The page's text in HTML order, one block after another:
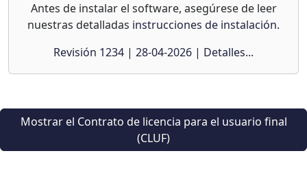
Antes de instalar el software, asegúrese de leer
nuestras detalladas instrucciones de instalación.
Revisión 1234 | 28-04-2026 | Detalles...
Mostrar el Contrato de licencia para el usuario final
(CLUF)